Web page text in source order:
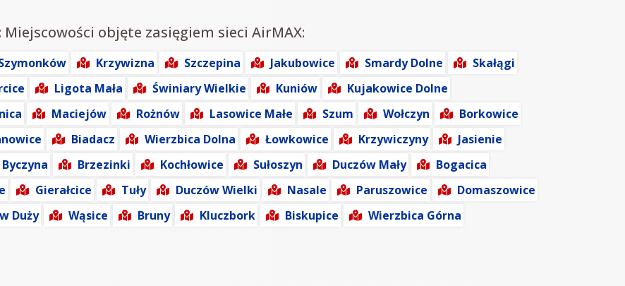
objęte zasięgiem sieci AirMAX:
Krzywizna Szczepina Jakubowice Smardy Dolne
Skałągi
Ligota Mała Świniary Wielkie Kuniów
Kujakowice Dolne
Maciejów Rożnów Lasowice Małe Szum Wołczyn
Borkowice
Biadacz Wierzbica Dolna Łowkowice Krzywiczyny
Jasienie
Byczyna Brzezinki Kochłowice Sułoszyn Duczów Mały
Bogacica
Gierałcice Tuły Duczów Wielki Nasale Paruszowice
Domaszowice
Duży Wąsice Bruny Kluczbork Biskupice
Wierzbica Górna